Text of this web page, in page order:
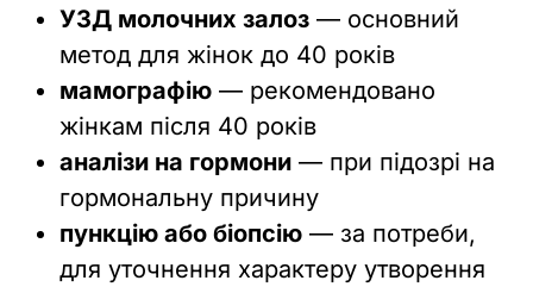
УЗД молочних залоз — основний
метод для жінок до 40 років
мамографію — рекомендовано
жінкам після 40 років
аналізи на гормони — при підозрі на
гормональну причину
пункцію або біопсію — за потреби,
для уточнення характеру утворення